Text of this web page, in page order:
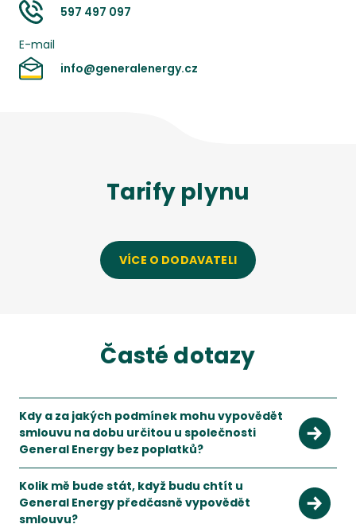
597 497 097
E-mail
info@generalenergy.cz
Tarify plynu
VÍCE O DODAVATELI
Časté dotazy
Kdy a za jakých podmínek mohu vypovědět
smlouvu na dobu určitou u společnosti
General Energy bez poplatků?
S novelou energetického zákona k 1.1.2022 jsou
Kolik mě bude stát, když budu chtít u
General Energy předčasně vypovědět
smlouvu?